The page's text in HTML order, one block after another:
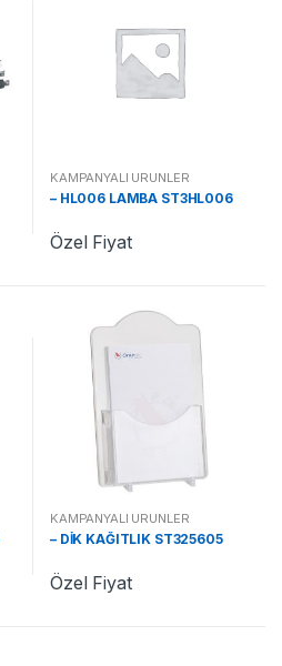
KAMPANYALI ÜRÜNLER
– HL006 LAMBA ST3HL006
Özel Fiyat
KAMPANYALI ÜRÜNLER
– DİK KAĞITLIK ST325605
Özel Fiyat